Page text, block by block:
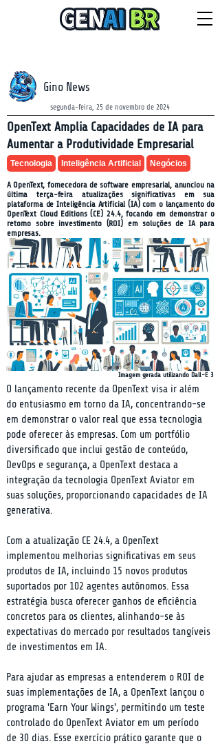
Gino News
segunda-feira, 25 de novembro de 2024
OpenText Amplia Capacidades de IA para
Aumentar a Produtividade Empresarial
Tecnologia Inteligência Artificial Negócios
A OpenText, fornecedora de software empresarial, anunciou na
última terça-feira atualizações significativas em sua
plataforma de Inteligência Artificial (IA) com o lançamento do
OpenText Cloud Editions (CE) 24.4, focando em demonstrar o
retorno sobre investimento (ROI) em soluções de IA para
empresas.
Imagem gerada utilizando Dall-E 3
O lançamento recente da OpenText visa ir além
do entusiasmo em torno da IA, concentrando-se
em demonstrar o valor real que essa tecnologia
pode oferecer às empresas. Com um portfólio
diversificado que inclui gestão de conteúdo,
DevOps e segurança, a OpenText destaca a
integração da tecnologia OpenText Aviator em
suas soluções, proporcionando capacidades de IA
generativa.
Com a atualização CE 24.4, a OpenText
implementou melhorias significativas em seus
produtos de IA, incluindo 15 novos produtos
suportados por 102 agentes autônomos. Essa
estratégia busca oferecer ganhos de eficiência
concretos para os clientes, alinhando-se às
expectativas do mercado por resultados tangíveis
de investimentos em IA.
Para ajudar as empresas a entenderem o ROI de
suas implementações de IA, a OpenText lançou o
programa 'Earn Your Wings', permitindo um teste
controlado do OpenText Aviator em um período
de 30 dias. Esse exercício prático garante que o